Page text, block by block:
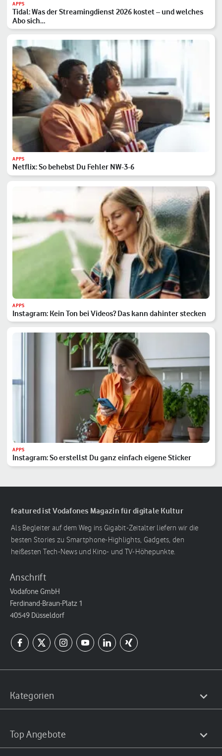
APPS
Tidal: Was der Streamingdienst 2026 kostet – und welches
Abo sich…
APPS
Netflix: So behebst Du Fehler NW-3-6
APPS
Instagram: Kein Ton bei Videos? Das kann dahinter stecken
APPS
Instagram: So erstellst Du ganz einfach eigene Sticker
featured ist Vodafones Magazin für digitale Kultur
Als Begleiter auf dem Weg ins Gigabit-Zeitalter liefern wir die
besten Stories zu Smartphone-Highlights, Gadgets, den
heißesten Tech-News und Kino- und TV-Höhepunkte.
Anschrift
Vodafone GmbH
Ferdinand-Braun-Platz 1
40549 Düsseldorf
Kategorien
Top Angebote